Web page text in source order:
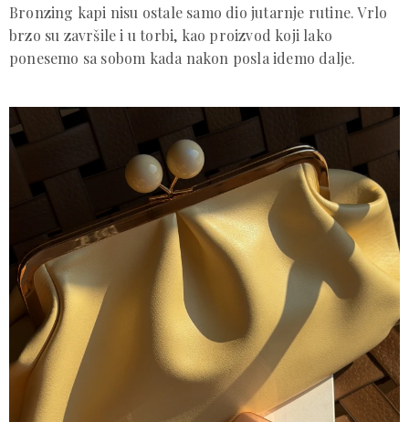
Bronzing kapi nisu ostale samo dio jutarnje rutine. Vrlo
brzo su završile i u torbi, kao proizvod koji lako
ponesemo sa sobom kada nakon posla idemo dalje.